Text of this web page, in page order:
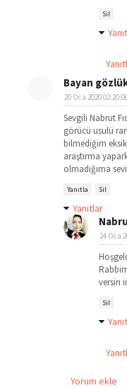
Sil
Bayan
20 Oca 2020
Sevgili Nabrut
görücü usulü
bilmediğim
araştırma
olmadığıma
Yanıtla Sil
Yanıtlar
24 Oca
versin
Sil
Yorum ekle